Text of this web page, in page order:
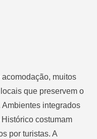
muitos
que preservem o
integrados
costumam
por turistas. A